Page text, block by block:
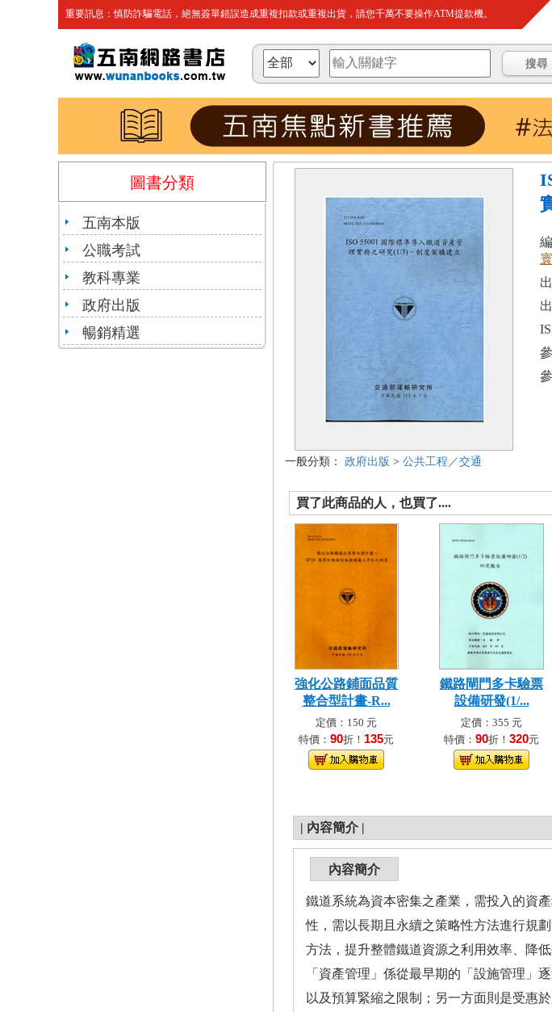
重要訊息：慎防詐騙電話，絕無簽單錯誤造成重複扣款或重複出貨，請您千萬不要操作ATM提款機。
圖書分類
五南本版
公職考試
教科專業
政府出版
暢銷精選
一般分類： 政府出版 > 公共工程／交通
買了此商品的人，也買了....
強化公路鋪面品質
整合型計畫-R...
定價：150 元
特價： 90折！ 135元
鐵路閘門多卡驗票
設備研發(1/...
定價：355 元
特價： 90折！ 320元
| 內容簡介 |
內容簡介
鐵道系統為資本密集之產業，需投入的資
性，需以長期且永續之策略性方法進行規
方法，提升整體鐵道資源之利用效率、降
「資產管理」係從最早期的「設施管理」
以及預算緊縮之限制；另一方面則是受惠